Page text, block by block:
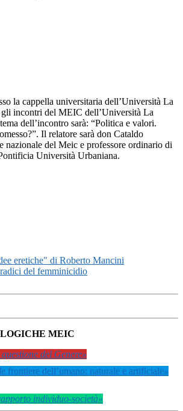
la cappella universitaria dell’Università La
gli incontri del MEIC dell’Università La
dell’incontro sarà: “Politica e valori.
Il relatore sarà don Cataldo
nazionale del Meic e professore ordinario di
Università Urbaniana.
eretiche" di Roberto Mancini
del femminicidio
MEIC
del Genere»
frontiere dell’umano: naturale e artificiale»
individuo-società»